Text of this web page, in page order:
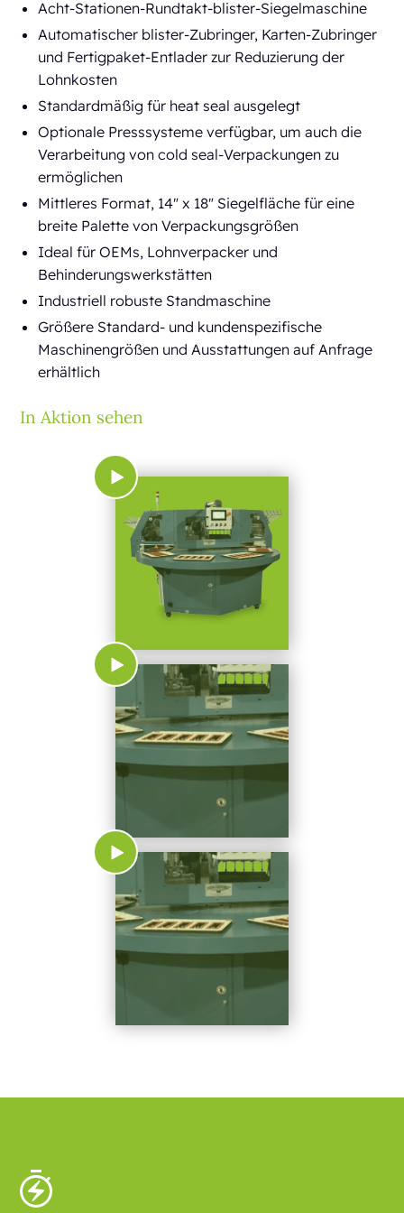
Acht-Stationen-Rundtakt-blister-Siegelmaschine
Automatischer blister-Zubringer, Karten-Zubringer
und Fertigpaket-Entlader zur Reduzierung der
Lohnkosten
Standardmäßig für heat seal ausgelegt
Optionale Presssysteme verfügbar, um auch die
Verarbeitung von cold seal-Verpackungen zu
ermöglichen
Mittleres Format, 14" x 18" Siegelfläche für eine
breite Palette von Verpackungsgrößen
Ideal für OEMs, Lohnverpacker und
Behinderungswerkstätten
Industriell robuste Standmaschine
Größere Standard- und kundenspezifische
Maschinengrößen und Ausstattungen auf Anfrage
erhältlich
In Aktion sehen